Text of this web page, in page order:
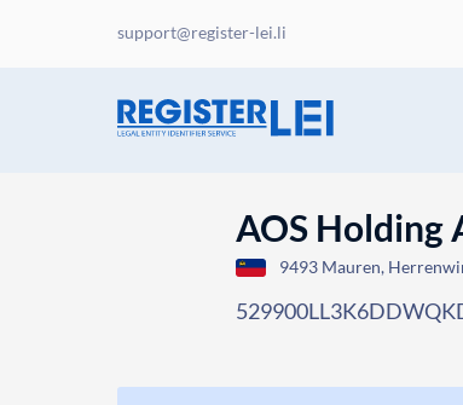
support@register-lei.li
AOS Holding
9493 Mauren,